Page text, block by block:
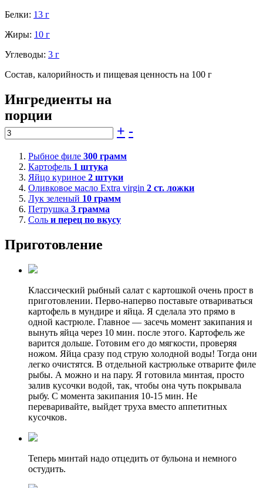
Белки: 13 г
Жиры: 10 г
Углеводы: 3 г
Состав, калорийность и пищевая ценность на 100 г
Ингредиенты на
порции
+ -
Рыбное филе 300 грамм
Картофель 1 штука
Яйцо куриное 2 штуки
Оливковое масло Extra virgin 2 ст. ложки
Лук зеленый 10 грамм
Петрушка 3 грамма
Соль и перец по вкусу
Приготовление
Классический рыбный салат с картошкой очень прост в
приготовлении. Перво-наперво поставьте отвариваться
картофель в мундире и яйца. Я сделала это прямо в
одной кастрюле. Главное — засечь момент закипания и
вынуть яйца через 10 мин. после этого. Картофель же
варится дольше. Готовим его до мягкости, проверяя
ножом. Яйца сразу под струю холодной воды! Тогда они
легко очистятся. В отдельной кастрюльке отварите филе
рыбы. А можно и на пару. Я готовила минтая, просто
залив кусочки водой, так, чтобы она чуть покрывала
рыбу. С момента закипания 10-15 мин. Не
переваривайте, выйдет труха вместо аппетитных
кусочков.
Теперь минтай надо отцедить от бульона и немного
остудить.